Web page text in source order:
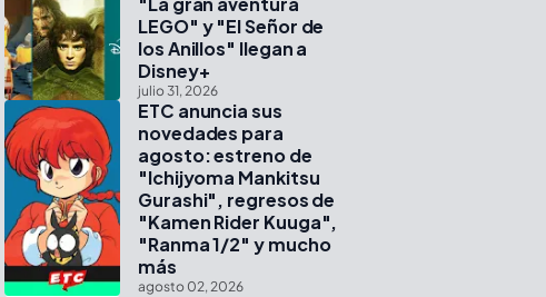
LEGO" y "El Señor de
los Anillos" llegan a
Disney+
julio 31, 2026
ETC anuncia sus
novedades para
agosto: estreno de
"Ichijyoma Mankitsu
Gurashi", regresos de
"Kamen Rider Kuuga",
"Ranma 1/2" y mucho
más
agosto 02, 2026